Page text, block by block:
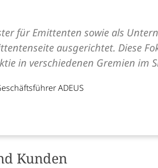
für Emittenten sowie als
ausgerichtet. Diese
in verschiedenen Gremien im
ADEUS
Kunden